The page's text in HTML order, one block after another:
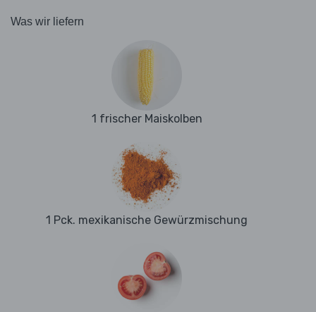
Was wir liefern
1 frischer Maiskolben
1 Pck. mexikanische Gewürzmischung